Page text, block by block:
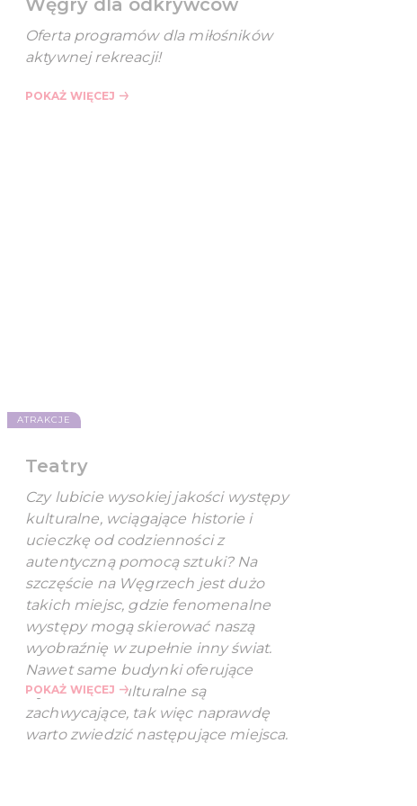
Oferta programów dla miłośników
aktywnej rekreacji!
POKAŻ WIĘCEJ
ATRAKCJE
Teatry
Czy lubicie wysokiej jakości występy
kulturalne, wciągające historie i
ucieczkę od codzienności z
autentyczną pomocą sztuki? Na
szczęście na Węgrzech jest dużo
takich miejsc, gdzie fenomenalne
występy mogą skierować naszą
wyobraźnię w zupełnie inny świat.
Nawet same budynki oferujące
wydarzenia kulturalne są
zachwycające, tak więc naprawdę
warto zwiedzić następujące miejsca.
POKAŻ WIĘCEJ